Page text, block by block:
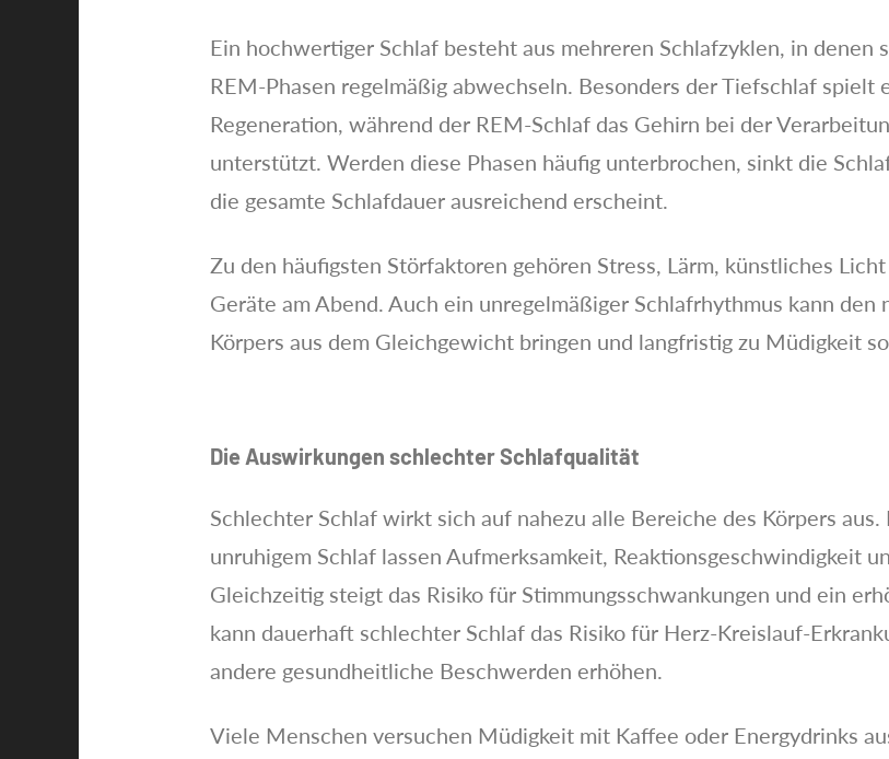
Ein hochwertiger Schlaf besteht aus mehreren Schlafzyklen, in denen
REM-Phasen regelmäßig abwechseln. Besonders der Tiefschlaf
Regeneration, während der REM-Schlaf das Gehirn bei der
unterstützt. Werden diese Phasen häufig unterbrochen, sinkt die
die gesamte Schlafdauer ausreichend erscheint.
Zu den häufigsten Störfaktoren gehören Stress, Lärm, künstliches
Geräte am Abend. Auch ein unregelmäßiger Schlafrhythmus kann den
Körpers aus dem Gleichgewicht bringen und langfristig zu Müdigkeit
Die Auswirkungen schlechter Schlafqualität
Schlechter Schlaf wirkt sich auf nahezu alle Bereiche des Körpers
unruhigem Schlaf lassen Aufmerksamkeit, Reaktionsgeschwindigkeit
Gleichzeitig steigt das Risiko für Stimmungsschwankungen und ein
kann dauerhaft schlechter Schlaf das Risiko für Herz-Kreislauf-
andere gesundheitliche Beschwerden erhöhen.
Viele Menschen versuchen Müdigkeit mit Kaffee oder Energydrinks